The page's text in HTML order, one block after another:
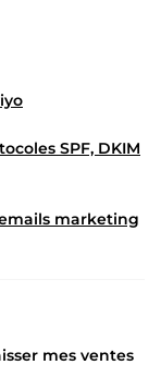
SPF, DKIM
marketing
mes ventes